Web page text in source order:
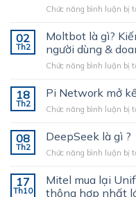
Chức năng bình luận bị
02
Th2
Moltbot là gì?
người dùng &
Chức năng bình luận bị
18
Th2
Pi Network mở
Chức năng bình luận bị
08
Th2
DeepSeek là gì ?
Chức năng bình luận bị
17
Th10
Mitel mua lại
thông hợp nhất